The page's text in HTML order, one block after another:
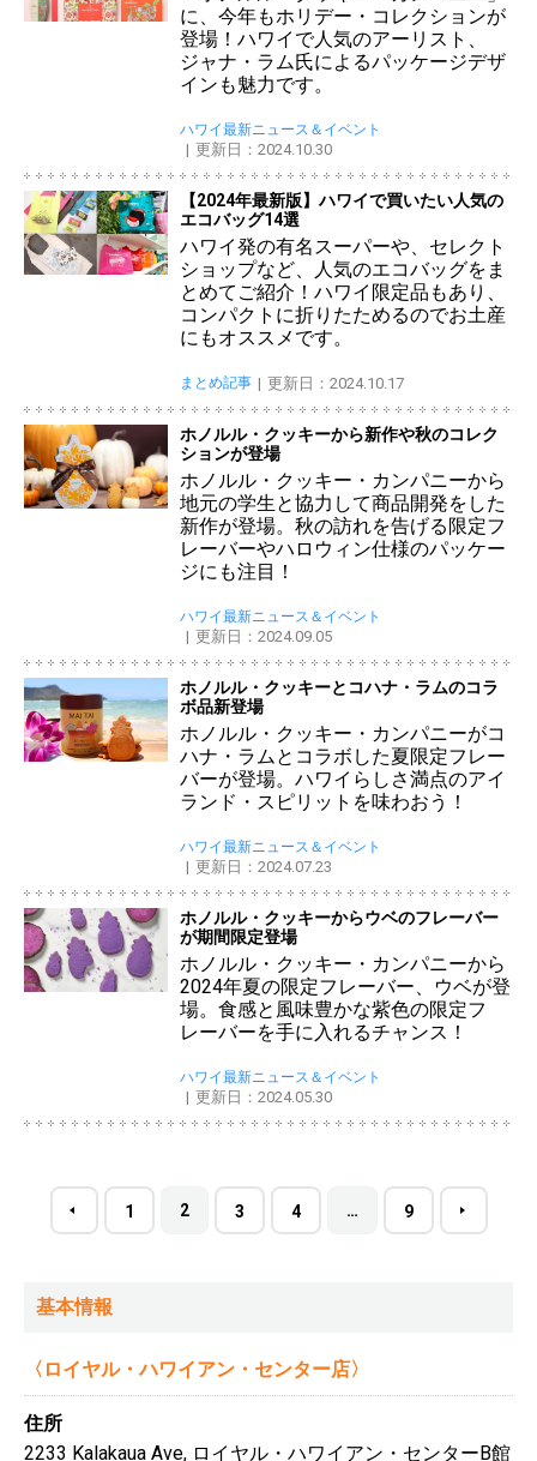
に、今年もホリデー・コレクションが
登場！ハワイで人気のアーリスト、
ジャナ・ラム氏によるパッケージデザ
インも魅力です。
ハワイ最新ニュース＆イベント
更新日：2024.10.30
【2024年最新版】ハワイで買いたい人気の
エコバッグ14選
ハワイ発の有名スーパーや、セレクト
ショップなど、人気のエコバッグをま
とめてご紹介！ハワイ限定品もあり、
コンパクトに折りたためるのでお土産
にもオススメです。
まとめ記事 更新日：2024.10.17
ホノルル・クッキーから新作や秋のコレク
ションが登場
ホノルル・クッキー・カンパニーから
地元の学生と協力して商品開発をした
新作が登場。秋の訪れを告げる限定フ
レーバーやハロウィン仕様のパッケー
ジにも注目！
ハワイ最新ニュース＆イベント
更新日：2024.09.05
ホノルル・クッキーとコハナ・ラムのコラ
ボ品新登場
ホノルル・クッキー・カンパニーがコ
ハナ・ラムとコラボした夏限定フレー
バーが登場。ハワイらしさ満点のアイ
ランド・スピリットを味わおう！
ハワイ最新ニュース＆イベント
更新日：2024.07.23
ホノルル・クッキーからウベのフレーバー
が期間限定登場
ホノルル・クッキー・カンパニーから
2024年夏の限定フレーバー、ウベが登
場。食感と風味豊かな紫色の限定フ
レーバーを手に入れるチャンス！
ハワイ最新ニュース＆イベント
更新日：2024.05.30
1 2 3 4 … 9
基本情報
〈ロイヤル・ハワイアン・センター店〉
住所
2233 Kalakaua Ave, ロイヤル・ハワイアン・センターB館